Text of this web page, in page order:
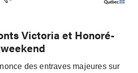
Victoria et Honoré-
des entraves majeures sur